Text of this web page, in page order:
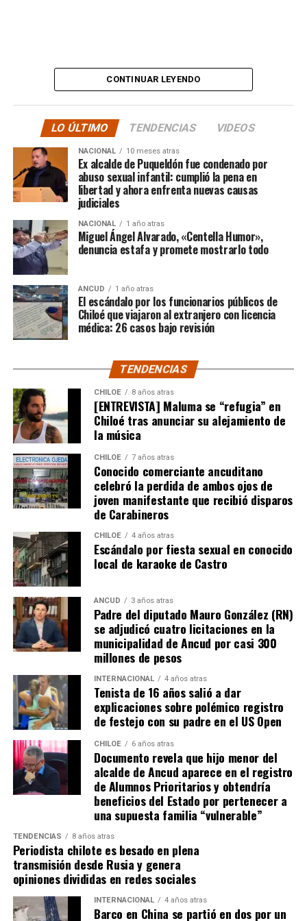
tele y donde sea para
hacer justicia.”
quienes lo han acompañado desde que compartió lo
ocurrido:
“Gracias a todos por el
apoyo!!!!”
Por el momento, las personas aludidas no han emitido
declaraciones públicas. La historia, según Centella,
recién comienza y, el mencionado posteo, ha generado
comentarios de todo tipo, en su gran mayoría, a favor
del humorista de Punta Arenas.
CONTINUAR LEYENDO
LO ÚLTIMO TENDENCIAS VIDEOS
NACIONAL 10 meses atras
Ex alcalde de Puqueldón fue condenado por
abuso sexual infantil: cumplió la pena en
libertad y ahora enfrenta nuevas causas
judiciales
NACIONAL 1 año atras
Miguel Ángel Alvarado, «Centella Humor»,
denuncia estafa y promete mostrarlo todo
ANCUD 1 año atras
El escándalo por los funcionarios públicos de
Chiloé que viajaron al extranjero con licencia
médica: 26 casos bajo revisión
TENDENCIAS
CHILOE 8 años atras
[ENTREVISTA] Maluma se “refugia” en
Chiloé tras anunciar su alejamiento de
la música
CHILOE 7 años atras
Conocido comerciante ancuditano
celebró la perdida de ambos ojos de
joven manifestante que recibió disparos
de Carabineros
CHILOE 4 años atras
Escándalo por fiesta sexual en conocido
local de karaoke de Castro
ANCUD 3 años atras
Padre del diputado Mauro González (RN)
se adjudicó cuatro licitaciones en la
municipalidad de Ancud por casi 300
millones de pesos
INTERNACIONAL 4 años atras
Tenista de 16 años salió a dar
explicaciones sobre polémico registro
de festejo con su padre en el US Open
CHILOE 6 años atras
Documento revela que hijo menor del
alcalde de Ancud aparece en el registro
de Alumnos Prioritarios y obtendría
beneficios del Estado por pertenecer a
una supuesta familia “vulnerable”
TENDENCIAS 8 años atras
Periodista chilote es besado en plena
transmisión desde Rusia y genera
opiniones divididas en redes sociales
INTERNACIONAL 4 años atras
Barco en China se partió en dos por un